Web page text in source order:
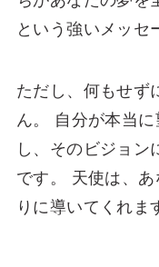
という強いメッセ
ただし、何もせず
ん。 自分が本当
し、そのビジョン
です。 天使は、
りに導いてくれま